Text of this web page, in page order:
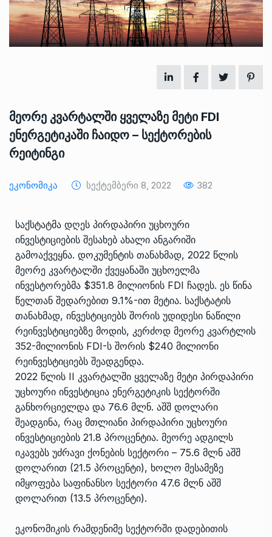
მეორე კვარტალში ყველაზე მეტი FDI
ენერგეტიკაში ჩაიდო – სექტორების
რეიტინგი
Ეკონომიკა Სექტემბერი 8, 2022 382
საქსტატმა დღეს პირდაპირი უცხოური
ინვესტიციების შესახებ ახალი ანგარიში
გამოაქვეყნა. დოკუმენტის თანახმად, 2022 წლის
მეორე კვარტალში ქვეყანაში უცხოელმა
ინვესტორებმა $351.8 მილიონის FDI ჩადეს. ეს წინა
წელთან შედარებით 9.1%-ით მეტია. საქსტატის
თანახმად, ინვესტიციებს შორის უდიდესი ნაწილი
რეინვესტიციებზე მოდის, კერძოდ მეორე კვარტლის
352-მილიონის FDI-ს შორის $240 მილიონი
რეინვესტიციებს შეადგენდა.
2022 წლის II კვარტალში ყველაზე მეტი პირდაპირი
უცხოური ინვესტიცია ენერგეტიკის სექტორში
განხორციელდა და 76.6 მლნ. აშშ დოლარი
შეადგინა, რაც მთლიანი პირდაპირი უცხოური
ინვესტიციების 21.8 პროცენტია. მეორე ადგილს
იკავებს უძრავი ქონების სექტორი – 75.6 მლნ აშშ
დოლარით (21.5 პროცენტი), ხოლო მესამეზე
იმყოფება საფინანსო სექტორი 47.6 მლნ აშშ
დოლარით (13.5 პროცენტი).
ეკონომიკის რამდენიმე სექტორში დადებითის